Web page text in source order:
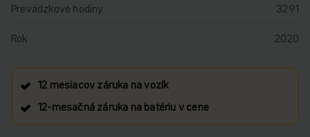
Prevádzkové hodiny
3291
Rok
2020
12 mesiacov záruka na vozík
12‑mesačná záruka na batériu v cene